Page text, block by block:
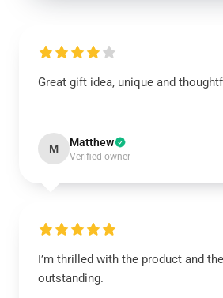
Great gift idea, unique and
M Matthew
Verified owner
I’m thrilled with the product and
outstanding.